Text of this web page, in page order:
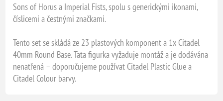
Sons of Horus a Imperial Fists, spolu s generickými ikonami,
číslicemi a čestnými značkami.
Tento set se skládá ze 23 plastových komponent a 1x Citadel
40mm Round Base. Tata figurka vyžaduje montáž a je dodávána
nenatřená – doporučujeme používat Citadel Plastic Glue a
Citadel Colour barvy.